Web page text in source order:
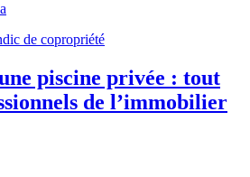
de copropriété
piscine privée : tout
de l’immobilier